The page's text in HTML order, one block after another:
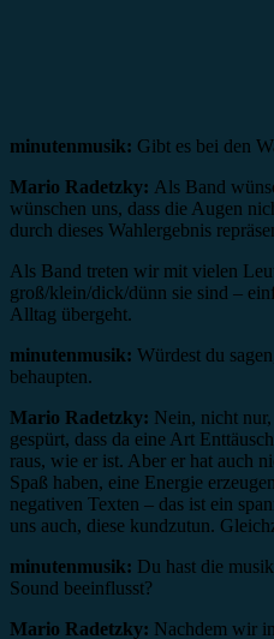
minutenmusik: Gibt es bei den
Mario Radetzky: Als Band
wünschen uns, dass die Augen
durch dieses Wahlergebnis
Als Band treten wir mit vielen
groß/klein/dick/dünn sie sind –
Alltag übergeht.
minutenmusik: Würdest du
behaupten.
Mario Radetzky: Nein, nicht
gespürt, dass da eine Art
raus, wie er ist. Aber er hat auch
Spaß haben, eine Energie
negativen Texten – das ist ein
uns auch, diese kundzutun.
minutenmusik: Du hast die
Sound beeinflusst?
Mario Radetzky: Nachdem wir